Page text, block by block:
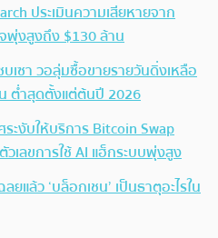
ประเมินความเสียหายจาก
พุ่งสูงถึง $130 ล้าน
เซา วอลุ่มซื้อขายรายวันดิ่งเหลือ
ต่ำสุดตั้งแต่ต้นปี 2026
ะงับให้บริการ Bitcoin Swap
เลขการใช้ AI แฮ็กระบบพุ่งสูง
ยแล้ว ‘บล็อกเชน’ เป็นธาตุอะไรใน